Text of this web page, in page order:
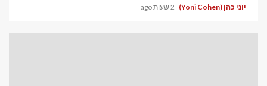
יוני כהן (Yoni Cohen) 2 שעות ago